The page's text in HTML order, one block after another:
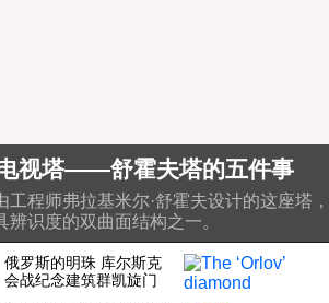
视塔——舒霍夫塔的五件事
工程师弗拉基米尔·舒霍夫设计的这座塔
识度的双曲面结构之一。
俄罗斯的明珠 库尔斯克
会战纪念建筑群凯旋门